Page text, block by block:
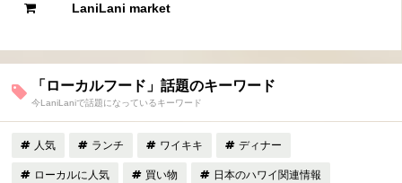
LaniLani market
「ローカルフード」話題のキーワード
今LaniLaniで話題になっているキーワード
人気 ランチ ワイキキ ディナー
ローカルに人気 買い物 日本のハワイ関連情報